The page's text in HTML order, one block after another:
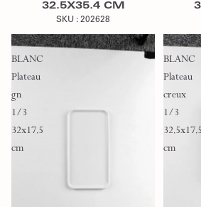
32.5X35.4 CM
SKU : 202628
EVENTO
BLANC
Plateau
gn
1/3
32x17.5
cm
EVENTO
BLANC
Plateau
creux
1/3
32.5x17.5
cm